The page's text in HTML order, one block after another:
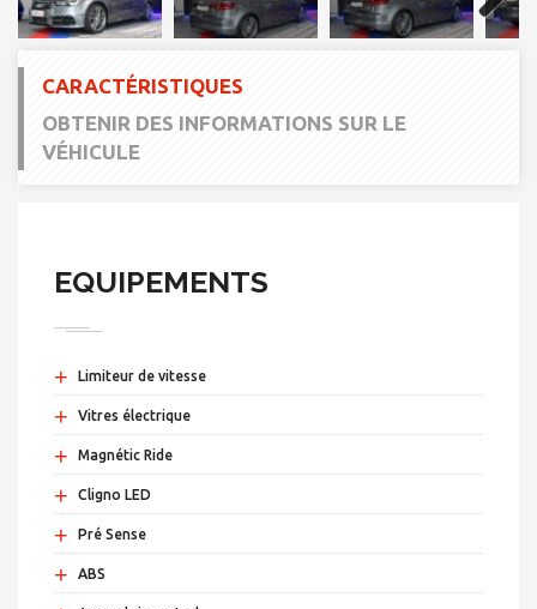
Next
CARACTÉRISTIQUES
OBTENIR DES INFORMATIONS SUR LE
VÉHICULE
EQUIPEMENTS
+ Limiteur de vitesse
+ Vitres électrique
+ Magnétic Ride
+ Cligno LED
+ Pré Sense
+ ABS